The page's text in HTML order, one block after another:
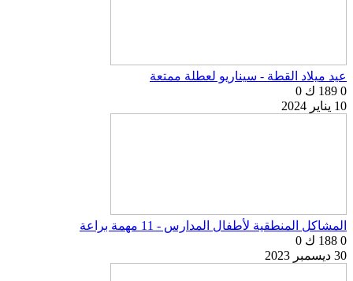
عيد ميلاد القطة - سيناريو لعطلة ممتعة
0 189 ك
0
10 يناير 2024
المشاكل المنطقية لأطفال المدارس - 11 مهمة براعة
0 188 ك
0
30 ديسمبر 2023